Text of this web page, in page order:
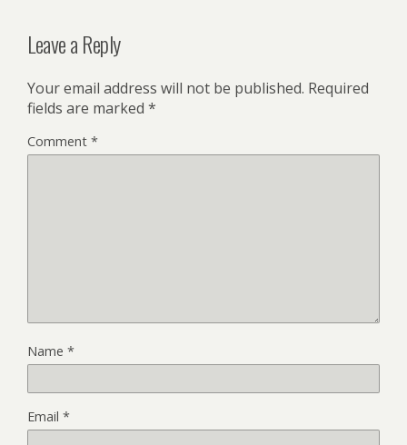
Leave a Reply
Your email address will not be published. Required
fields are marked *
Comment *
Name *
Email *